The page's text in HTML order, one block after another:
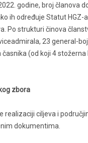
godine, broj članova
ih određuje Statut HGZ-
Po strukturi činova
23 general-
(od koji 4
zbora
realizaciji ciljeva i
dokumentima.